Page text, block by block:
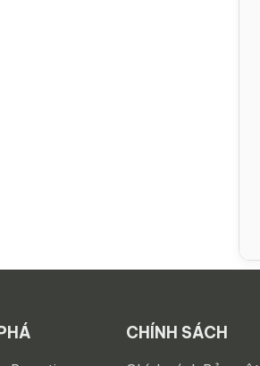
CHÍNH SÁCH